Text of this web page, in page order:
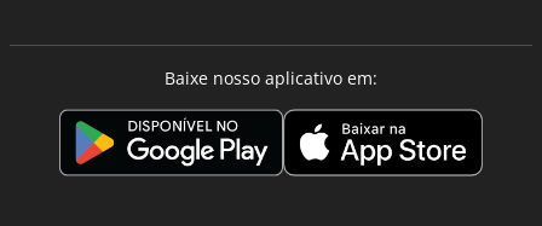
Baixe nosso aplicativo em: